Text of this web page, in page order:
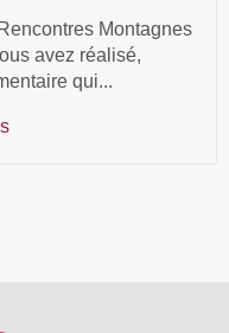
Montagnes
avez réalisé,
qui...